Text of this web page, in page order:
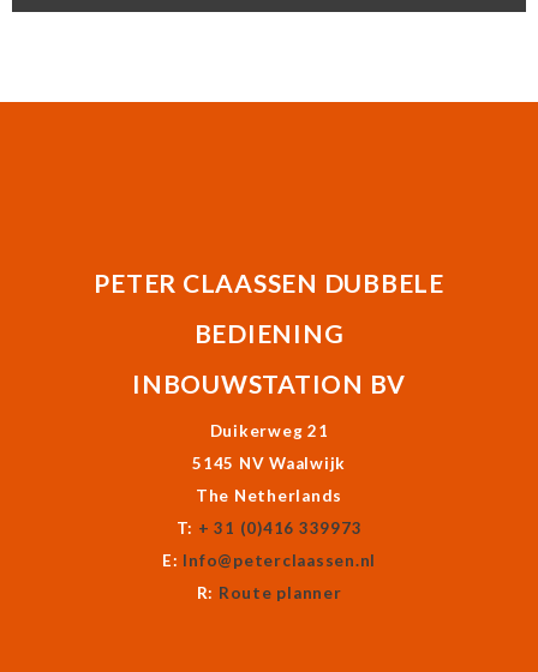
PETER CLAASSEN DUBBELE
BEDIENING
INBOUWSTATION BV
Duikerweg 21
5145 NV Waalwijk
The Netherlands
T: + 31 (0)416 339973
E: Info@peterclaassen.nl
R: Route planner